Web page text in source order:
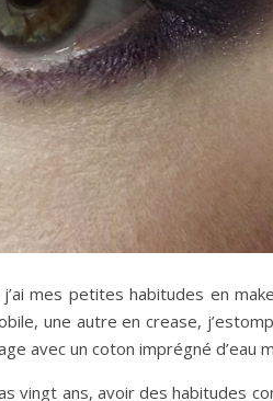
mes petites habitudes en
une autre en crease,
avec un coton imprégné d’eau
vingt ans, avoir des habitudes